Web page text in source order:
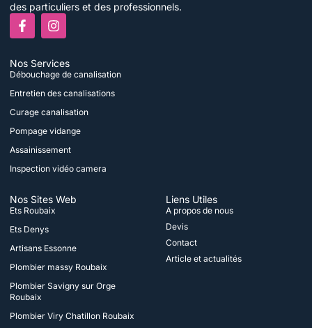
des particuliers et des professionnels.
F
a
b
o
o
-
f
I
n
t
a
g
r
m
Nos Services
Débouchage de canalisation
Entretien des canalisations
Curage canalisation
Pompage vidange
Assainissement
Inspection vidéo camera
Nos Sites Web
Ets Roubaix
Ets Denys
Artisans Essonne
Plombier massy Roubaix
Plombier Savigny sur Orge
Roubaix
Plombier Viry Chatillon Roubaix
Liens Utiles
A propos de nous
Devis
Contact
Article et actualités